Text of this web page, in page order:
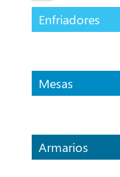
Enfriadores
Mesas
Armarios